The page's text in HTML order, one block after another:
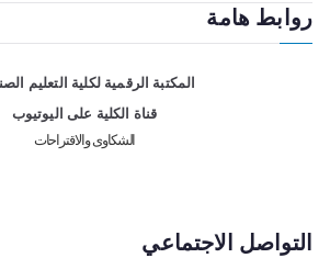
روابط هامة
المكتبة الرقمية لكلية التعليم
قناة الكلية على اليوتيوب
الشكاوى والاقتراحات
التواصل الاجتماعي